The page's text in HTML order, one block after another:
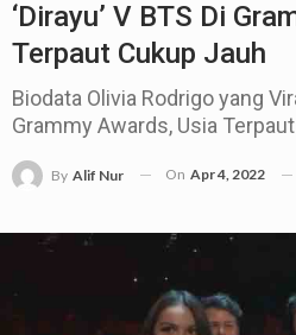
‘Dirayu’ V BTS Di
Terpaut Cukup Jauh
Biodata Olivia Rodrigo yang
Grammy Awards, Usia
By Alif Nur On Apr 4, 2022